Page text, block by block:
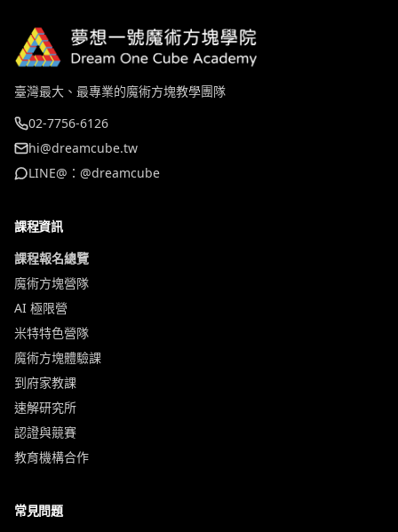
臺灣最大、最專業的魔術方塊教學團隊
02-7756-6126
hi@dreamcube.tw
LINE@：@dreamcube
課程資訊
課程報名總覽
魔術方塊營隊
AI 極限營
米特特色營隊
魔術方塊體驗課
到府家教課
速解研究所
認證與競賽
教育機構合作
常見問題